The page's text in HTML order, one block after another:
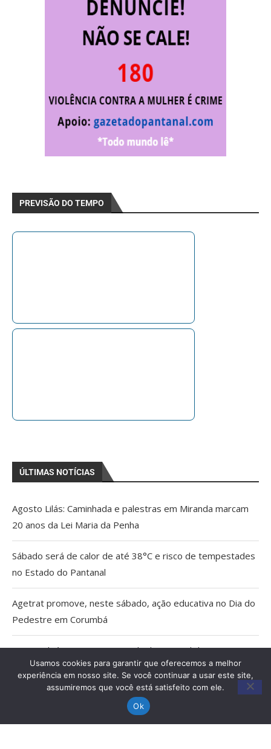
PREVISÃO DO TEMPO
ÚLTIMAS NOTÍCIAS
Agosto Lilás: Caminhada e palestras em Miranda marcam
20 anos da Lei Maria da Penha
Sábado será de calor de até 38°C e risco de tempestades
no Estado do Pantanal
Agetrat promove, neste sábado, ação educativa no Dia do
Pedestre em Corumbá
AGU pedirá na Justiça a retirada do Discord do ar
Pais estão menos presentes na criação de filhos, aponta
Usamos cookies para garantir que oferecemos a melhor
experiência em nosso site. Se você continuar a usar este site,
assumiremos que você está satisfeito com ele.
Ok